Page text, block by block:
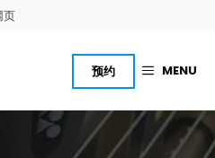
页
MENU
预约